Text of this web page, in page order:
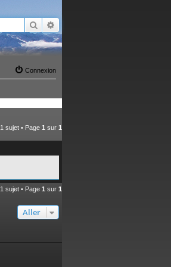
Rechercher
Connexion
1 sujet • Page 1 sur 1
1 sujet • Page 1 sur 1
Aller